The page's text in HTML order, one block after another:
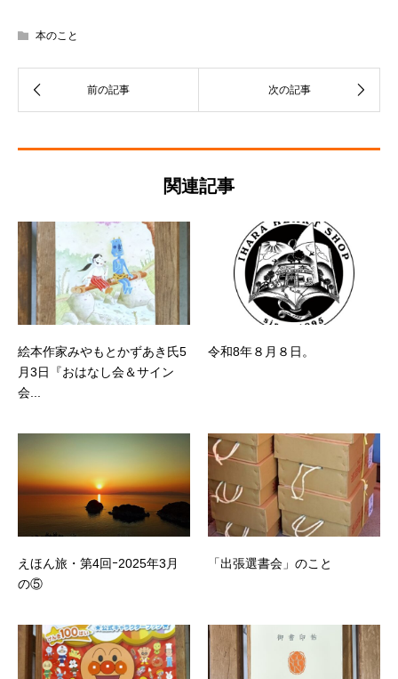
本のこと
関連記事
絵本作家みやもとかずあき氏5
月3日『おはなし会＆サイン
会...
令和8年８月８日。
えほん旅・第4回ｰ2025年3月
の⑤
「出張選書会」のこと